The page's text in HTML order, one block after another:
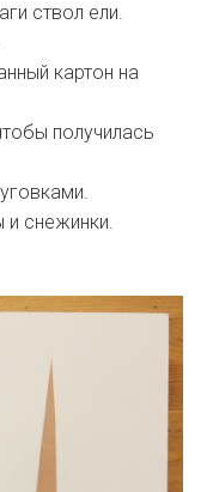
ствол ели.
картон на
получилась
и снежинки.